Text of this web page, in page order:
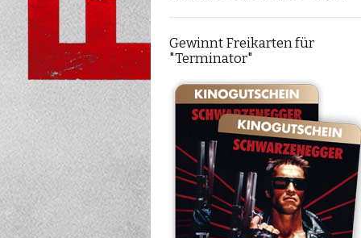
Gewinnt Freikarten für
"Terminator"